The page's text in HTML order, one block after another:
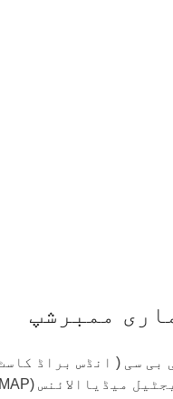
ممبرشپ
بی سی ( انڈس براڈ